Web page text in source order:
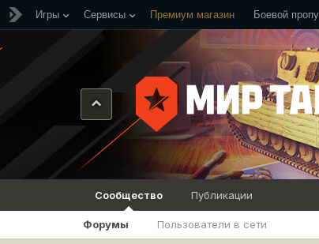
Игры Сервисы Премиум магазин Боевой
Сообщество
Форумы Пользователи в сети
Публикации